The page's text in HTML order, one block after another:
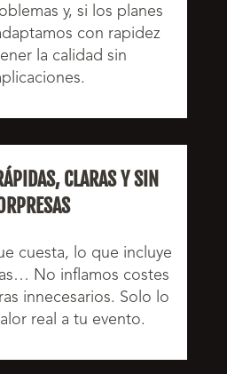
y, si los planes
con rapidez
la calidad sin
CLARAS Y SIN
cuesta, lo que incluye
No inflamos costes
innecesarios. Solo lo
real a tu evento.